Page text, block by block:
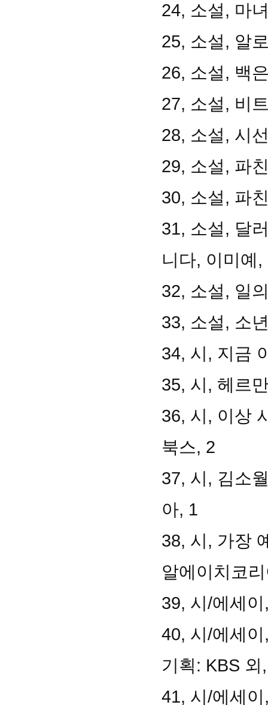
24, 소설, 마
25, 소설, 알
26, 소설, 백
27, 소설, 비
28, 소설, 시
29, 소설, 파
30, 소설, 파
31, 소설, 달
니다, 이미예
32, 소설, 일
33, 소설, 소
34, 시, 지금
35, 시, 헤르
36, 시, 이상
북스, 2
37, 시, 김소
아, 1
38, 시, 가장
알에이치코
39, 시/에세
40, 시/에세
기획: KBS 외
41, 시/에세